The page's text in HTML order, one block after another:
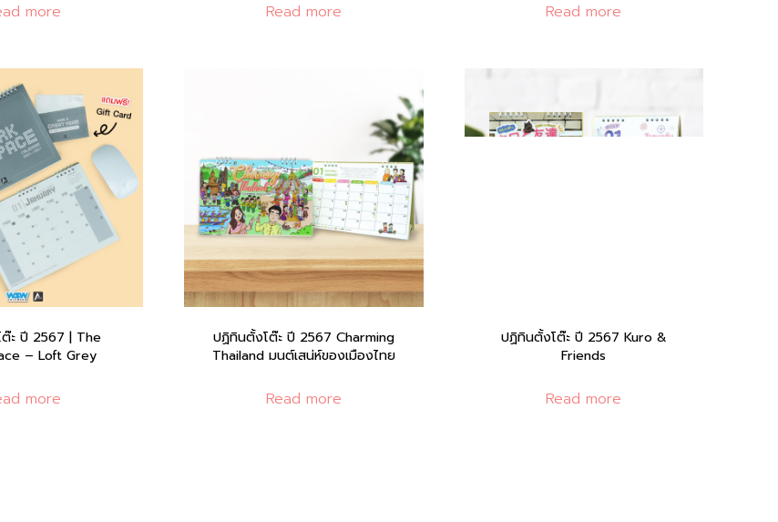
more Read more Read more
ะ ปี 2567 | The
– Loft Grey
more
ปฏิทินตั้งโต๊ะ ปี 2567 Charming
Thailand มนต์เสน่ห์ของเมืองไทย
Read more
ปฏิทินตั้งโต๊ะ ปี 2567 Kuro &
Friends
Read more